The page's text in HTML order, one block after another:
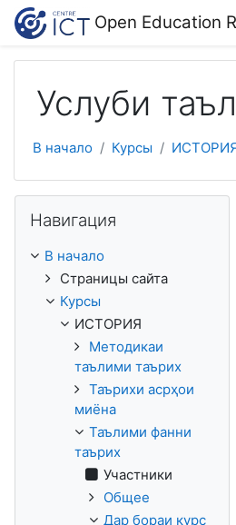
Перейти к основному содержанию
Open Education
Услуби
В начало Курсы
Навигация
В начало
Страницы сайта
Курсы
ИСТОРИЯ
Методикаи
таълими таърих
Таърихи асрҳои
миёна
Таълими фанни
таърих
Участники
Общее
Дар бораи курс